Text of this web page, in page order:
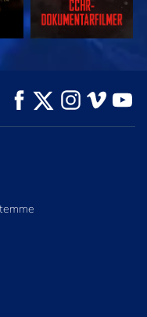
UTFORSK SERIEN